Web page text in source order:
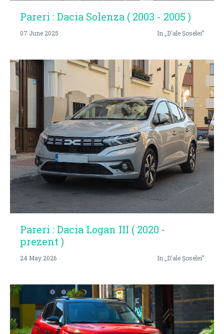
Pareri : Dacia Solenza ( 2003 - 2005 )
07 June 2025 In „D'ale Șoselei”
Pareri : Dacia Logan III ( 2020 -
prezent )
24 May 2026 In „D'ale Șoselei”